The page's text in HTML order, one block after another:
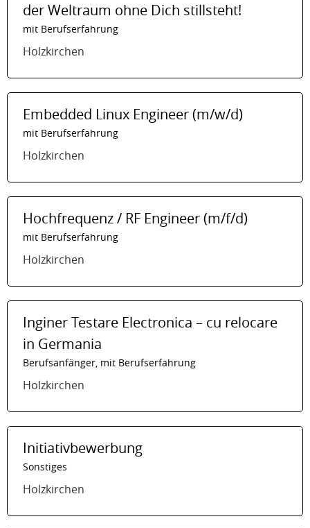
der Weltraum ohne Dich stillsteht!
mit Berufserfahrung
Holzkirchen
Embedded Linux Engineer (m/w/d)
mit Berufserfahrung
Holzkirchen
Hochfrequenz / RF Engineer (m/f/d)
mit Berufserfahrung
Holzkirchen
Inginer Testare Electronica – cu relocare
in Germania
Berufsanfänger, mit Berufserfahrung
Holzkirchen
Initiativbewerbung
Sonstiges
Holzkirchen